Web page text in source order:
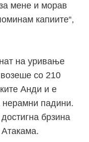
мене и морав
капиите“,
на уривање
со 210
Анди и е
нерамни падини.
брзина
Атакама.